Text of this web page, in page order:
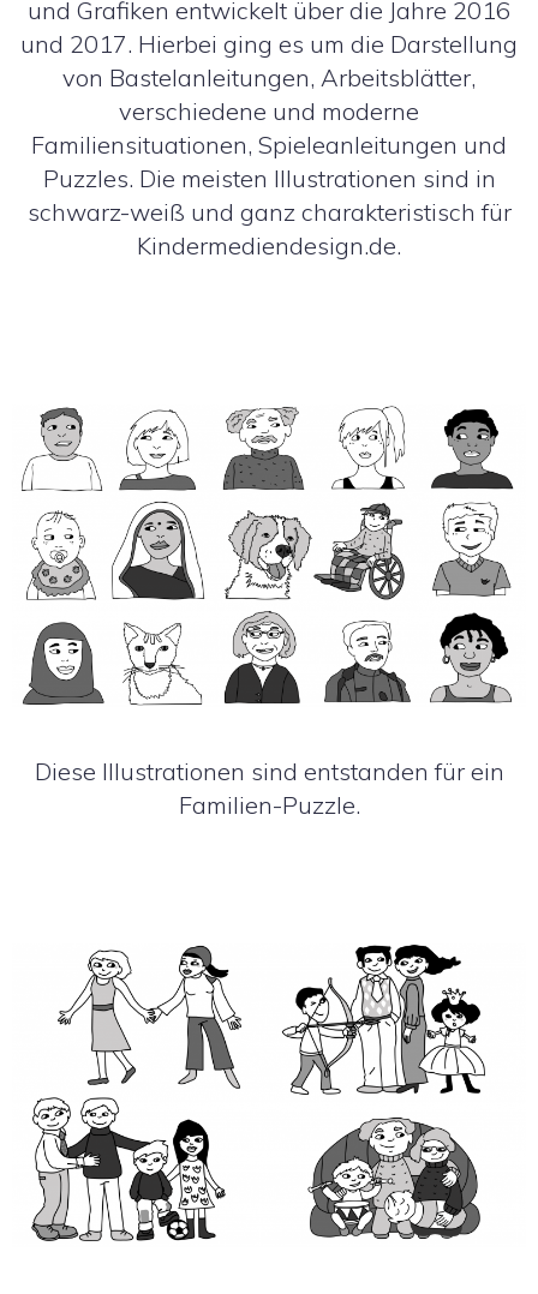
und Grafiken entwickelt über die Jahre 2016
und 2017. Hierbei ging es um die Darstellung
von Bastelanleitungen, Arbeitsblätter,
verschiedene und moderne
Familiensituationen, Spieleanleitungen und
Puzzles. Die meisten Illustrationen sind in
schwarz-weiß und ganz charakteristisch für
Kindermediendesign.de.
Diese Illustrationen sind entstanden für ein
Familien-Puzzle.